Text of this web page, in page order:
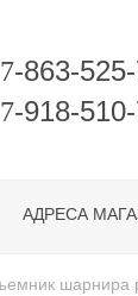
-863-
-918-
АДРЕСА
шарнира